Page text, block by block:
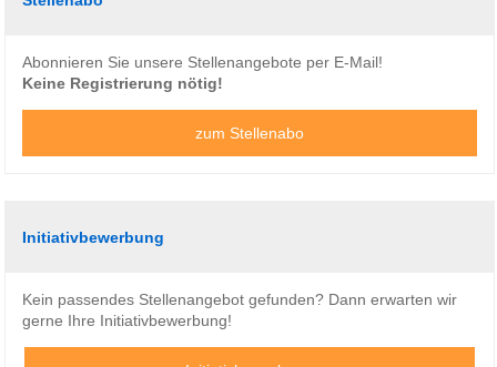
Abonnieren Sie unsere Stellenangebote per E-Mail!
Keine Registrierung nötig!
zum Stellenabo
Initiativbewerbung
Kein passendes Stellenangebot gefunden? Dann erwarten wir
gerne Ihre Initiativbewerbung!